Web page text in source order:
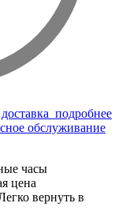
подробнее
обслуживание
часы
цена
вернуть в